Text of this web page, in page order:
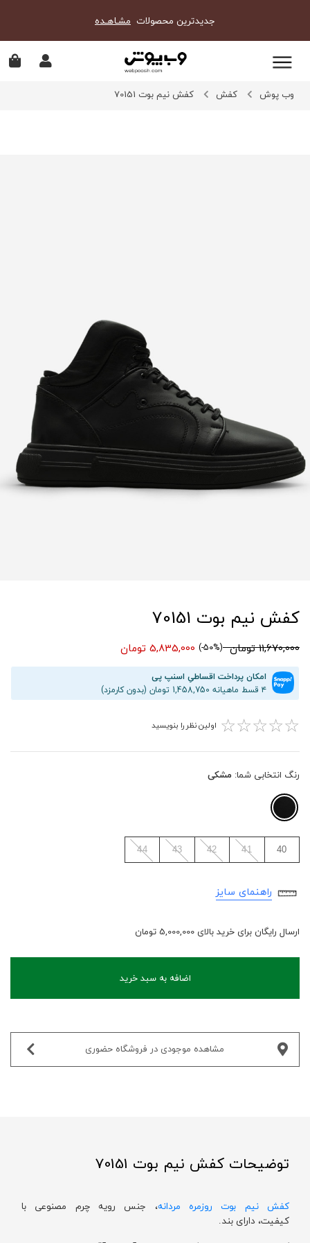
جدیدترین محصولات مشـاهـده
وب پوش کفش کفش نیم بوت 70151
کفش نیم بوت 70151
11,670,000 تومان (50%-)
امکان پرداخت اقساطیِ اسنپ پی
۴ قسط ماهیانه 1,458,750 تومان (بدون کارمزد)
☆
☆
☆
☆
☆ اولین نظر را بنویسید
رنگ انتخابی شما: مشکی
40
41
42
43
44
راهنمای سایز
ارسال رایگان برای خرید بالای 5,000,000 تومان
اضافه به سبد خرید
مشاهده موجودی در فروشگاه حضوری‌
توضیحات کفش نیم بوت 70151
کفش نیم بوت روزمره مردانه، جنس رویه چرم مصنوعی با
کیفیت، دارای بند.